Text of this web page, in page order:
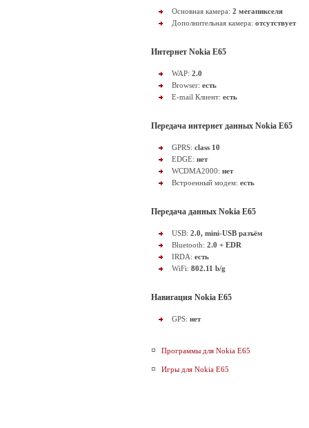
Основная камера: 2 мегапикселя
Дополнительная камера: отсутствует
Интернет Nokia E65
WAP: 2.0
Browser: есть
E-mail Клиент: есть
Передача интернет данных Nokia E65
GPRS: class 10
EDGE: нет
WCDMA2000: нет
Встроенный модем: есть
Передача данных Nokia E65
USB: 2.0, mini-USB разъём
Bluetooth: 2.0 + EDR
IRDA: есть
WiFi: 802.11 b/g
Навигация Nokia E65
GPS: нет
Программы для Nokia E65
Игры для Nokia E65